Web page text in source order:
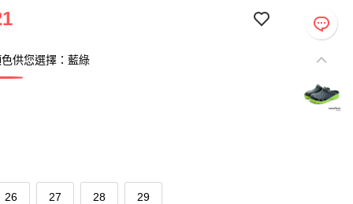
供您選擇：藍綠
26 27 28 29